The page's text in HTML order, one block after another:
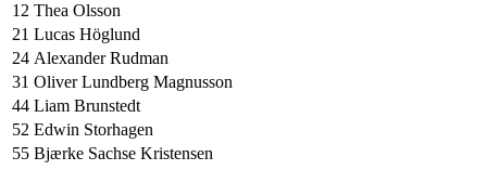
12 Thea Olsson
21 Lucas Höglund
24 Alexander Rudman
31 Oliver Lundberg Magnusson
44 Liam Brunstedt
52 Edwin Storhagen
55 Bjærke Sachse Kristensen